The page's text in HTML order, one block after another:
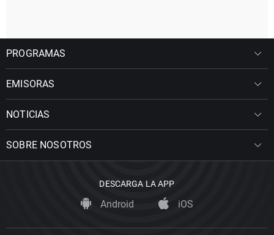
PROGRAMAS
EMISORAS
NOTICIAS
SOBRE NOSOTROS
DESCARGA LA APP
Android iOS